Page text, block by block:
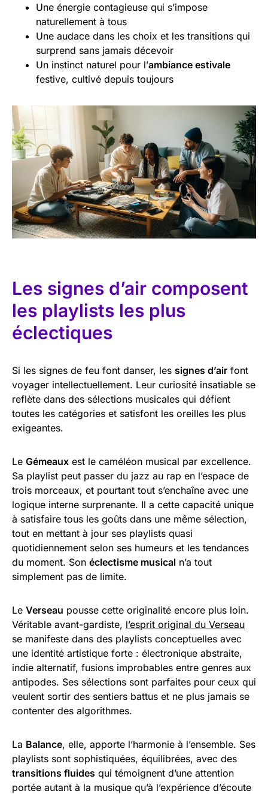
Une énergie contagieuse qui s’impose
naturellement à tous
Une audace dans les choix et les transitions qui
surprend sans jamais décevoir
Un instinct naturel pour l’ambiance estivale
festive, cultivé depuis toujours
Les signes d’air composent
les playlists les plus
éclectiques
Si les signes de feu font danser, les signes d’air font
voyager intellectuellement. Leur curiosité insatiable se
reflète dans des sélections musicales qui défient
toutes les catégories et satisfont les oreilles les plus
exigeantes.
Le Gémeaux est le caméléon musical par excellence.
Sa playlist peut passer du jazz au rap en l’espace de
trois morceaux, et pourtant tout s’enchaîne avec une
logique interne surprenante. Il a cette capacité unique
à satisfaire tous les goûts dans une même sélection,
tout en mettant à jour ses playlists quasi
quotidiennement selon ses humeurs et les tendances
du moment. Son éclectisme musical n’a tout
simplement pas de limite.
Le Verseau pousse cette originalité encore plus loin.
Véritable avant-gardiste, l’esprit original du Verseau
se manifeste dans des playlists conceptuelles avec
une identité artistique forte : électronique abstraite,
indie alternatif, fusions improbables entre genres aux
antipodes. Ses sélections sont parfaites pour ceux qui
veulent sortir des sentiers battus et ne plus jamais se
contenter des algorithmes.
La Balance, elle, apporte l’harmonie à l’ensemble. Ses
playlists sont sophistiquées, équilibrées, avec des
transitions fluides qui témoignent d’une attention
portée autant à la musique qu’à l’expérience d’écoute